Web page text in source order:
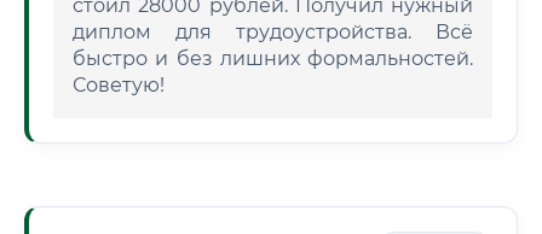
стоил 28000 рублей. Получил нужный
диплом для трудоустройства. Всё
быстро и без лишних формальностей.
Советую!